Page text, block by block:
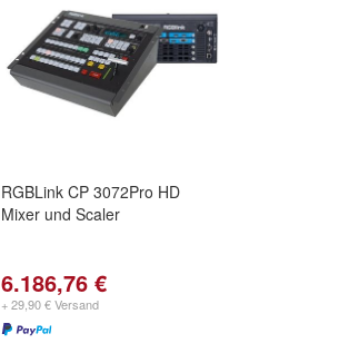
RGBLink CP 3072Pro HD
Mixer und Scaler
6.186,76 €
+ 29,90 € Versand